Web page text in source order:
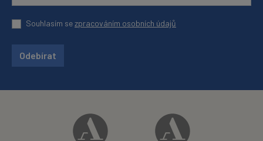
Souhlasím sezpracováním osobních údajů
Odebírat